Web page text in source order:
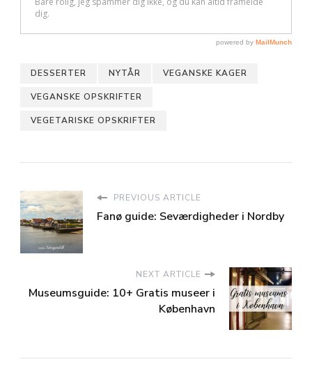
DESSERTER NYTÅR VEGANSKE KAGER
VEGANSKE OPSKRIFTER
VEGETARISKE OPSKRIFTER
PREVIOUS ARTICLE
Fanø guide: Seværdigheder i Nordby
NEXT ARTICLE
Museumsguide: 10+ Gratis museer i
København